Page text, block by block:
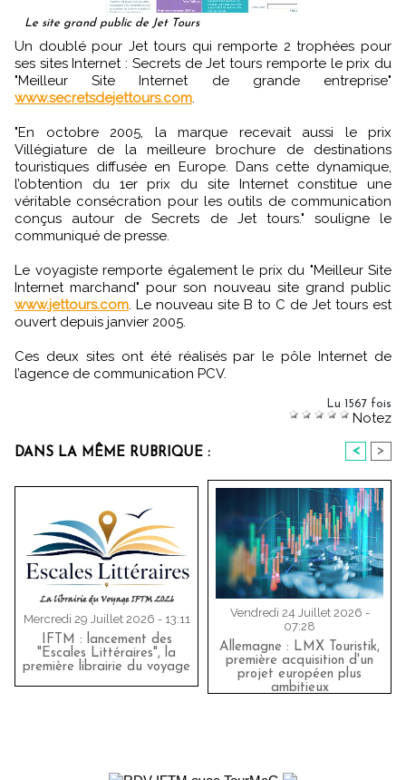
Le site grand public de Jet Tours
Un doublé pour Jet tours qui remporte 2 trophées pour
ses sites Internet : Secrets de Jet tours remporte le prix du
"Meilleur Site Internet de grande entreprise"
www.secretsdejettours.com.
"En octobre 2005, la marque recevait aussi le prix
Villégiature de la meilleure brochure de destinations
touristiques diffusée en Europe. Dans cette dynamique,
l’obtention du 1er prix du site Internet constitue une
véritable consécration pour les outils de communication
conçus autour de Secrets de Jet tours." souligne le
communiqué de presse.
Le voyagiste remporte également le prix du "Meilleur Site
Internet marchand" pour son nouveau site grand public
www.jettours.com. Le nouveau site B to C de Jet tours est
ouvert depuis janvier 2005.
Ces deux sites ont été réalisés par le pôle Internet de
l’agence de communication PCV.
Lu 1567 fois
Notez
DANS LA MÊME RUBRIQUE : < >
Mercredi 29 Juillet 2026 - 13:11
IFTM : lancement des
"Escales Littéraires", la
première librairie du voyage
Vendredi 24 Juillet 2026 -
07:28
Allemagne : LMX Touristik,
première acquisition d'un
projet européen plus
ambitieux